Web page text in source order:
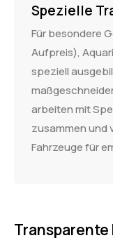
Spezielle
Für besondere
Aufpreis),
speziell
arbeiten mit
zusammen und
Fahrzeuge für